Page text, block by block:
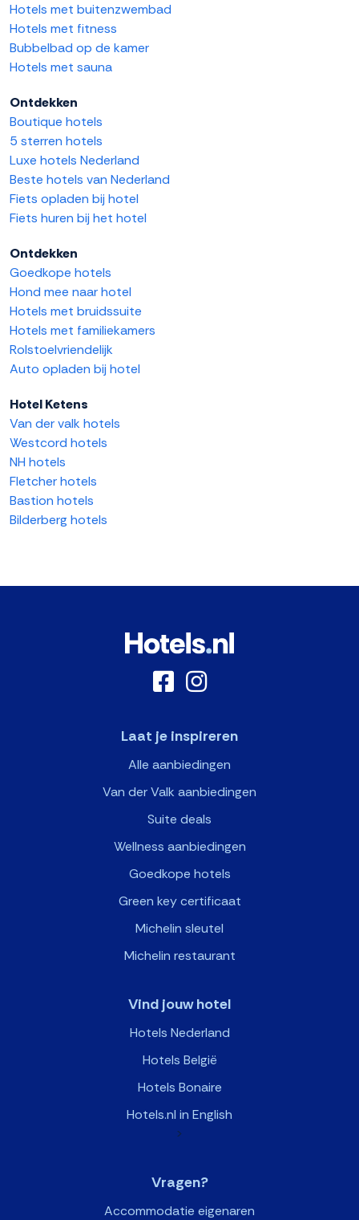
Hotels met buitenzwembad
Hotels met fitness
Bubbelbad op de kamer
Hotels met sauna
Ontdekken
Boutique hotels
5 sterren hotels
Luxe hotels Nederland
Beste hotels van Nederland
Fiets opladen bij hotel
Fiets huren bij het hotel
Ontdekken
Goedkope hotels
Hond mee naar hotel
Hotels met bruidssuite
Hotels met familiekamers
Rolstoelvriendelijk
Auto opladen bij hotel
Hotel Ketens
Van der valk hotels
Westcord hotels
NH hotels
Fletcher hotels
Bastion hotels
Bilderberg hotels
Laat je inspireren
Alle aanbiedingen
Van der Valk aanbiedingen
Suite deals
Wellness aanbiedingen
Goedkope hotels
Green key certificaat
Michelin sleutel
Michelin restaurant
Vind jouw hotel
Hotels Nederland
Hotels België
Hotels Bonaire
Hotels.nl in English
>
Vragen?
Accommodatie eigenaren